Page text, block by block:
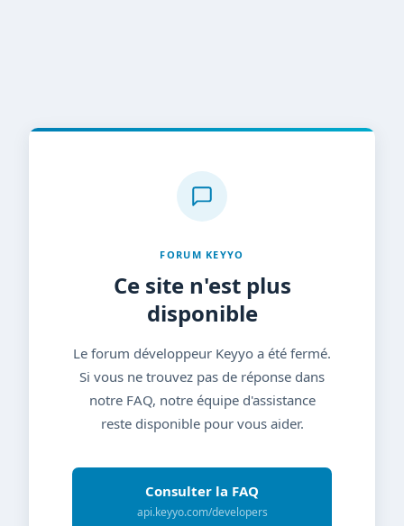
FORUM KEYYO
Ce site n'est plus
disponible
Le forum développeur Keyyo a été fermé.
Si vous ne trouvez pas de réponse dans
notre FAQ, notre équipe d'assistance
reste disponible pour vous aider.
Consulter la FAQ
api.keyyo.com/developers